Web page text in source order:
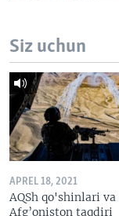
Siz uchun
APREL 18, 2021
AQSh qo'shinlari va
Afg’oniston taqdiri